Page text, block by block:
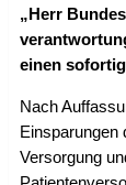
„Herr
einen
Nach
Einsparungen
Versorgung